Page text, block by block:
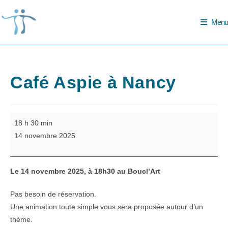
to
content
Menu
Café Aspie à Nancy
Nancy
18 h 30 min
14 novembre 2025
Le 14 novembre 2025, à 18h30 au Boucl’Art
Pas besoin de réservation.
Une animation toute simple vous sera proposée autour d’un
thème.